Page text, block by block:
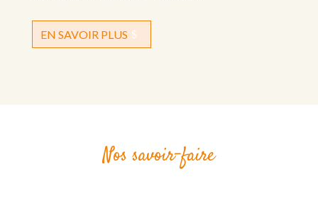
EN SAVOIR PLUS
Nos savoir-faire